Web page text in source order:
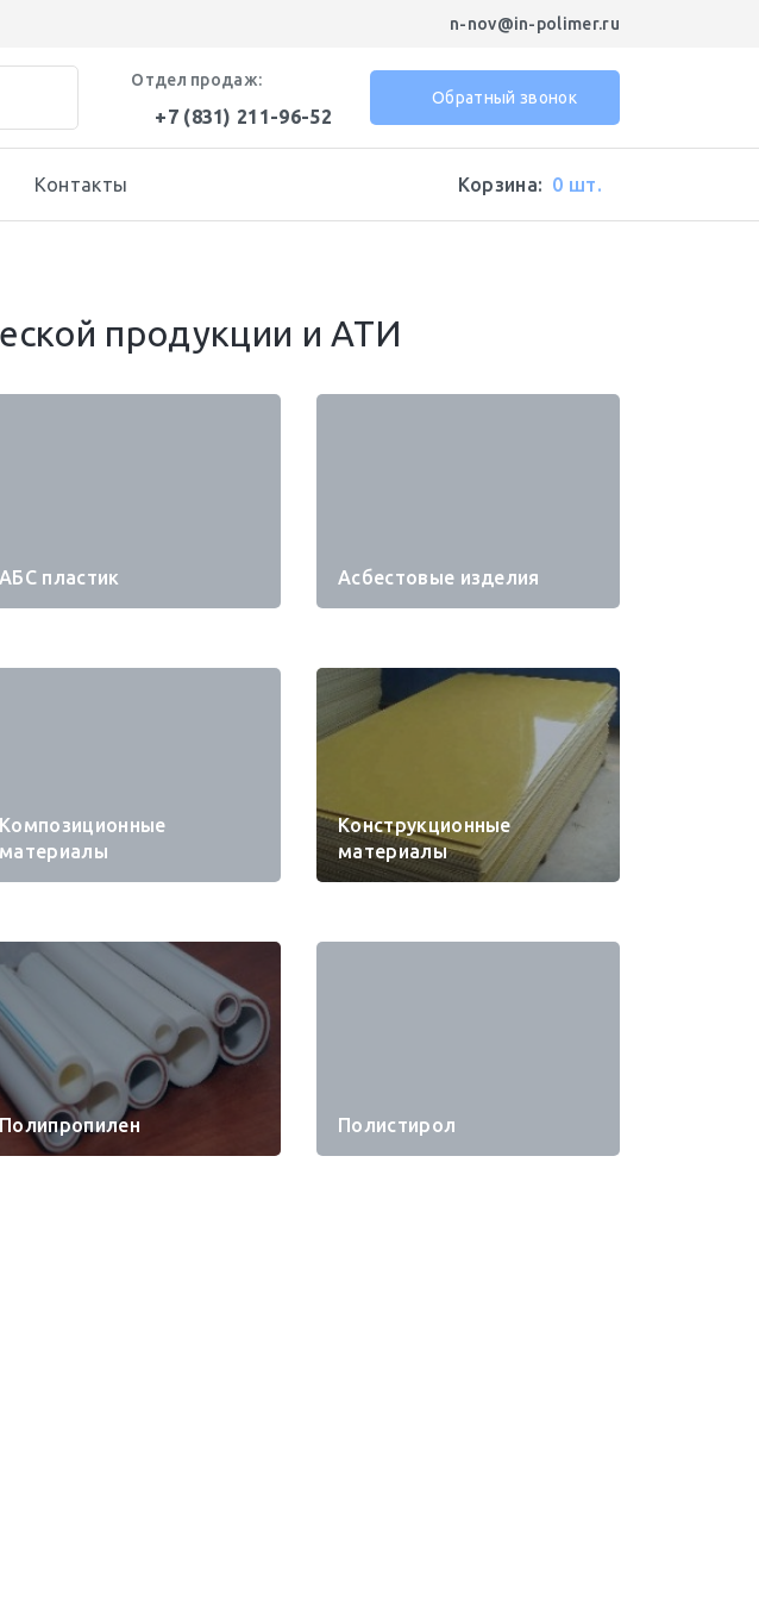
n-nov@in-polimer.ru
Отдел продаж:
+7 (831) 211-96-52
Обратный звонок
Контакты Корзина: 0 шт.
продукции и АТИ
АБС пластик Асбестовые изделия
Композиционные
материалы
Конструкционные
материалы
Полипропилен Полистирол